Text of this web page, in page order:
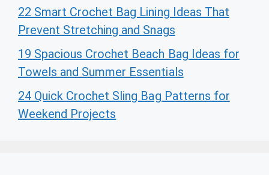
22 Smart Crochet Bag Lining Ideas That
Prevent Stretching and Snags
19 Spacious Crochet Beach Bag Ideas for
Towels and Summer Essentials
24 Quick Crochet Sling Bag Patterns for
Weekend Projects